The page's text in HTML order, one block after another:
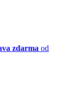
zdarma od